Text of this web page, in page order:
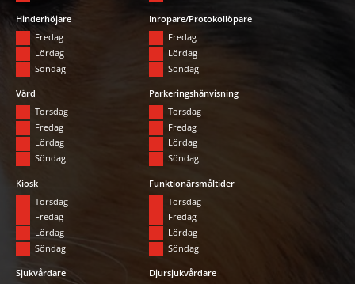
Hinderhöjare
Fredag
Lördag
Söndag
Inropare/Protokollöpare
Fredag
Lördag
Söndag
Värd
Torsdag
Fredag
Lördag
Söndag
Parkeringshänvisning
Torsdag
Fredag
Lördag
Söndag
Kiosk
Torsdag
Fredag
Lördag
Söndag
Funktionärsmåltider
Torsdag
Fredag
Lördag
Söndag
Sjukvårdare
Djursjukvårdare